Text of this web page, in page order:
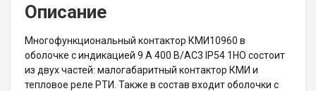
Описание
Многофункциональный контактор КМИ10960 в
оболочке с индикацией 9 А 400 В/AC3 IP54 1НО состоит
из двух частей: малогабаритный контактор КМИ и
тепловое реле РТИ. Также в состав входит оболочки с